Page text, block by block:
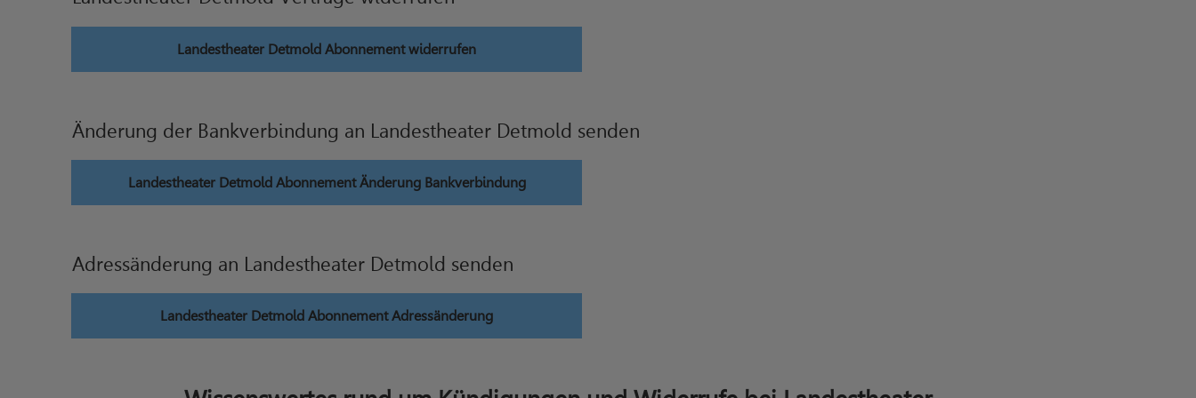
Landestheater Detmold Abonnement widerrufen
Änderung der Bankverbindung an Landestheater Detmold senden
Landestheater Detmold Abonnement Änderung Bankverbindung
Adressänderung an Landestheater Detmold senden
Landestheater Detmold Abonnement Adressänderung